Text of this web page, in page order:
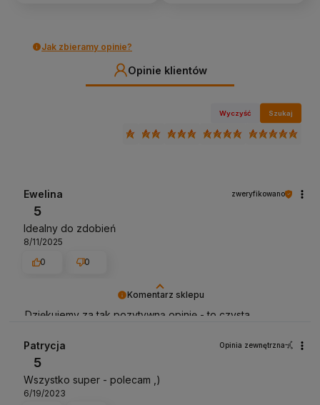
Jak zbieramy opinie?
Opinie klientów
Wyczyść Szukaj
Komentarz sklepu
Dziękujemy za tak pozytywną opinię - to czysta
czas i wysiłek włożony w podzielenie się z nami Twoimi
doświadczeniami. Do zobaczenia!
Ewelina zweryfikowano
5
Idealny do zdobień
8/11/2025
0
0
Patrycja Opinia zewnętrzna
5
Wszystko super - polecam ,)
6/19/2023